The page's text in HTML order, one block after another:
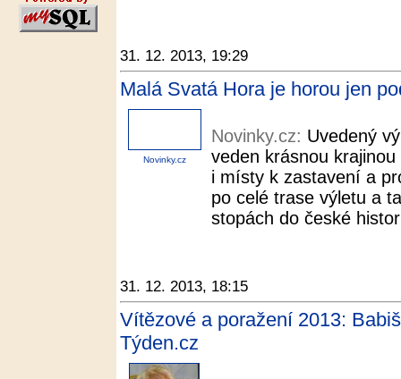
31. 12. 2013, 19:29
Malá Svatá Hora je horou jen
Novinky.cz
Novinky.cz: Uvedený
veden krásnou
i místy k zastavení a
po celé trase výletu a
stopách do české
31. 12. 2013, 18:15
Vítězové a poražení 2013:
Týden.cz